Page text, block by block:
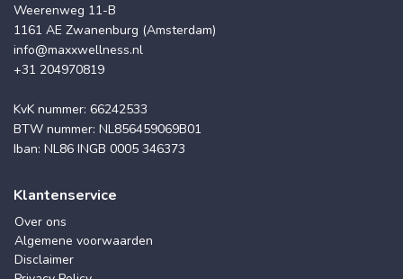
Weerenweg 11-B
1161 AE Zwanenburg (Amsterdam)
info@maxxwellness.nl
+31 204970819
KvK nummer: 66242533
BTW nummer: NL856459069B01
Iban: NL86 INGB 0005 346373
Klantenservice
Over ons
Algemene voorwaarden
Disclaimer